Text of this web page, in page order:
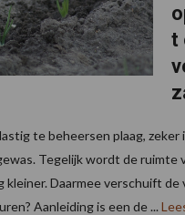
t
te beheersen plaag, zeker
Tegelijk wordt de ruimte
Daarmee verschuift de
Aanleiding is een de ...